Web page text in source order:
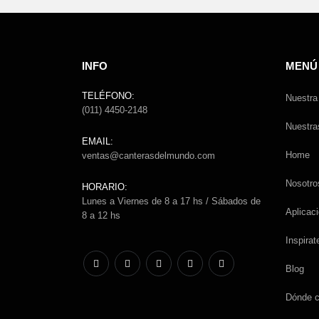
INFO
TELÉFONO:
(011) 4450-2148
EMAIL:
ventas@canterasdelmundo.com
HORARIO:
Lunes a Viernes de 8 a 17 hs / Sábados de
8 a 12 hs
MENÚ
Home
Blog
Dónde